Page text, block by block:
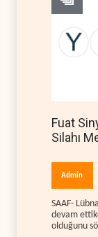
Fuat
Silahı
Admin
SAAF-
devam
olduğunu